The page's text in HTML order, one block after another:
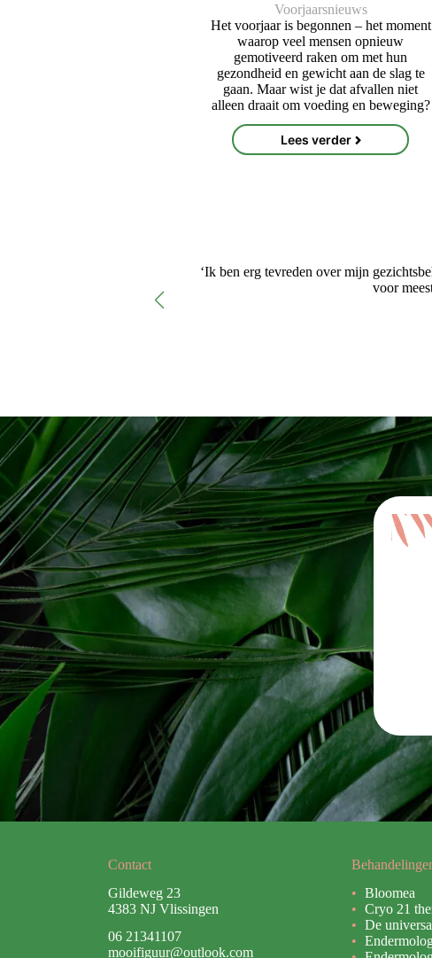
Voorjaarsnieuws
Het voorjaar is begonnen – het moment
waarop veel mensen opnieuw
gemotiveerd raken om met hun
gezondheid en gewicht aan de slag te
gaan. Maar wist je dat afvallen niet
alleen draait om voeding en beweging?
Lees verder
‘Ik ben erg tevreden over mijn
voor
Contact
Gildeweg 23
4383 NJ Vlissingen
06 21341107
mooifiguur@outlook.com
Bloomea
Cryo 21
De